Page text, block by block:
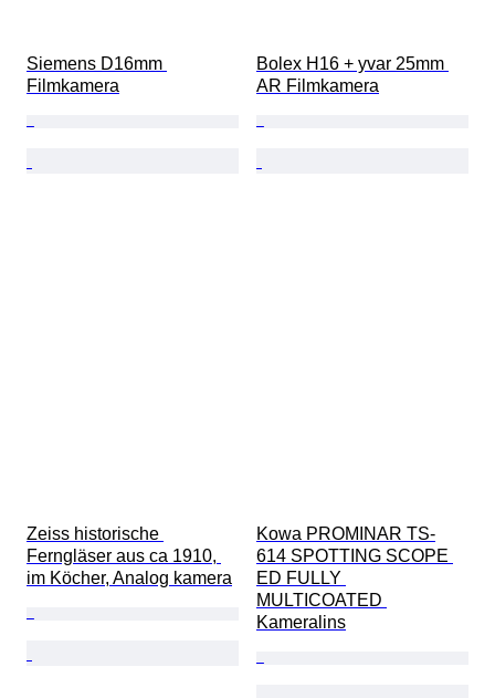
Siemens D16mm
Filmkamera
Bolex H16 + yvar 25mm
AR Filmkamera
Zeiss historische
Ferngläser aus ca 1910,
im Köcher, Analog kamera
Kowa PROMINAR TS-
614 SPOTTING SCOPE
ED FULLY
MULTICOATED
Kameralins